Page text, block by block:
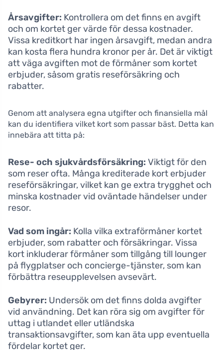
Årsavgifter: Kontrollera om det finns en avgift
och om kortet ger värde för dessa kostnader.
Vissa kreditkort har ingen årsavgift, medan andra
kan kosta flera hundra kronor per år. Det är viktigt
att väga avgiften mot de förmåner som kortet
erbjuder, såsom gratis reseförsäkring och
rabatter.
Genom att analysera egna utgifter och finansiella mål
kan du identifiera vilket kort som passar bäst. Detta kan
innebära att titta på:
Rese- och sjukvårdsförsäkring: Viktigt för den
som reser ofta. Många krediterade kort erbjuder
reseförsäkringar, vilket kan ge extra trygghet och
minska kostnader vid oväntade händelser under
resor.
Vad som ingår: Kolla vilka extraförmåner kortet
erbjuder, som rabatter och försäkringar. Vissa
kort inkluderar förmåner som tillgång till lounger
på flygplatser och concierge-tjänster, som kan
förbättra reseupplevelsen avsevärt.
Gebyrer: Undersök om det finns dolda avgifter
vid användning. Det kan röra sig om avgifter för
uttag i utlandet eller utländska
transaktionsavgifter, som kan äta upp eventuella
fördelar kortet ger.